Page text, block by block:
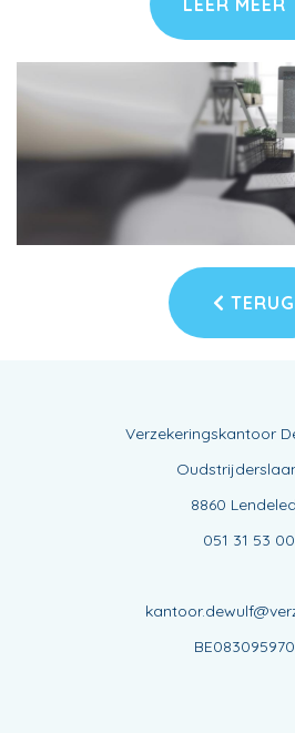
LEER MEER
TERUG
Verzekeringskantoor
8860
051 31 53 00